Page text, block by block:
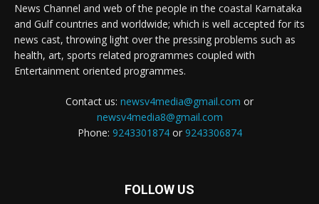
News Channel and web of the people in the coastal Karnataka
and Gulf countries and worldwide; which is well accepted for its
news cast, throwing light over the pressing problems such as
health, art, sports related programmes coupled with
Entertainment oriented programmes.
Contact us: newsv4media@gmail.com or
newsv4media8@gmail.com
Phone: 9243301874or 9243306874
FOLLOW US